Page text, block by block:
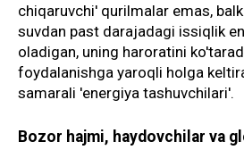
chiqaruvchi' qurilmalar emas,
suvdan past darajadagi issiqlik
oladigan, uning haroratini
foydalanishga yaroqli holga
samarali 'energiya tashuvchilari'.
Bozor hajmi, haydovchilar va